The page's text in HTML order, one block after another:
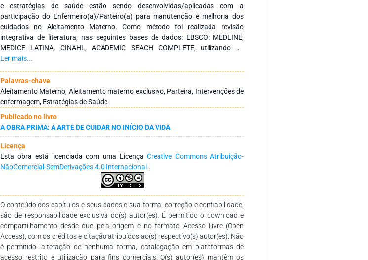
e estratégias de saúde estão sendo desenvolvidas/aplicadas com a
participação do Enfermeiro(a)/Parteiro(a) para manutenção e melhoria dos
cuidados no Aleitamento Materno. Como método foi realizada revisão
integrativa de literatura, nas seguintes bases de dados: EBSCO: MEDLINE,
MEDICE LATINA, CINAHL, ACADEMIC SEACH COMPLETE, utilizando os
seguintes descritores: “Breastfeeding”; “Interventions”; “Nurse midwives”;
resumos e a análise foi realizada pela leitura exaustiva dos textos na íntegra e
extracção de dados criteriosa pelas autoras. Dos 72 estudos encontrados, 7
foram seleccionados para inclusão. Três categorias foram criadas e descritas:
1. Intervenções realizadas com os(as) Enfermeiros(as)/Parteiros(as); 2.
Intervenções realizadas com a Díade (Mãe-Bebé); 3. Impacto das Intervenções
e Pontos de Melhoria. Conclui-se que educar os profissionais de saúde e as
mães é um componente necessário para o sucesso de todas as intervenções de
amamentação. Melhorar o conhecimento, atitudes e práticas dos profissionais
de saúde em relação à amamentação é uma estratégia chave para influenciar
as decisões das mães de amamentar e melhorar as taxas gerais de
Ler mais...
Palavras-chave
Aleitamento Materno, Aleitamento materno exclusivo, Parteira, Intervenções de
enfermagem, Estratégias de Saúde.
Publicado no livro
A OBRA PRIMA: A ARTE DE CUIDAR NO INÍCIO DA VIDA
Licença
Esta obra está licenciada com uma LicençaCreative Commons Atribuição-
NãoComercial-SemDerivações 4.0 Internacional .
O conteúdo dos capítulos e seus dados e sua forma, correção e confiabilidade,
são de responsabilidade exclusiva do(s) autor(es). É permitido o download e
compartilhamento desde que pela origem e no formato Acesso Livre (Open
Access), com os créditos e citação atribuídos ao(s) respectivo(s) autor(es). Não
é permitido: alteração de nenhuma forma, catalogação em plataformas de
acesso restrito e utilização para fins comerciais. O(s) autor(es) mantêm os